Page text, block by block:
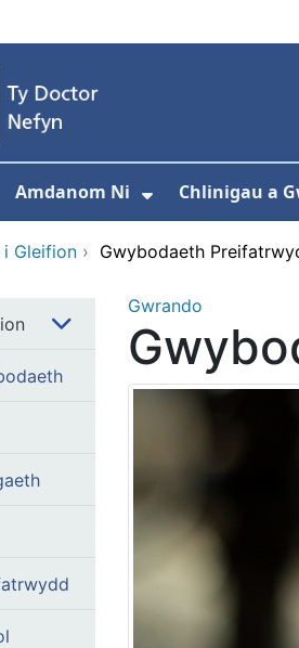
Amdanom Ni
Dangos
Chlinigau a
Gleifion › Gwybodaeth
Gwrando